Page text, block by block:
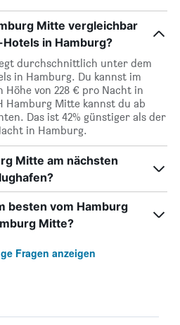
Mitte vergleichbar
in Hamburg?
durchschnittlich unter dem
in Hamburg. Du kannst im
von 228 € pro Nacht in
Hamburg Mitte kannst du ab
Das ist 42% günstiger als der
in Hamburg.
Mitte am nächsten
besten vom Hamburg
Mitte?
Fragen anzeigen